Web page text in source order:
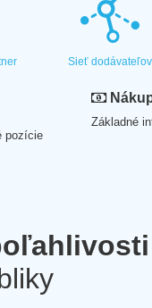
Sieť dodávateľov
pozície
Základné